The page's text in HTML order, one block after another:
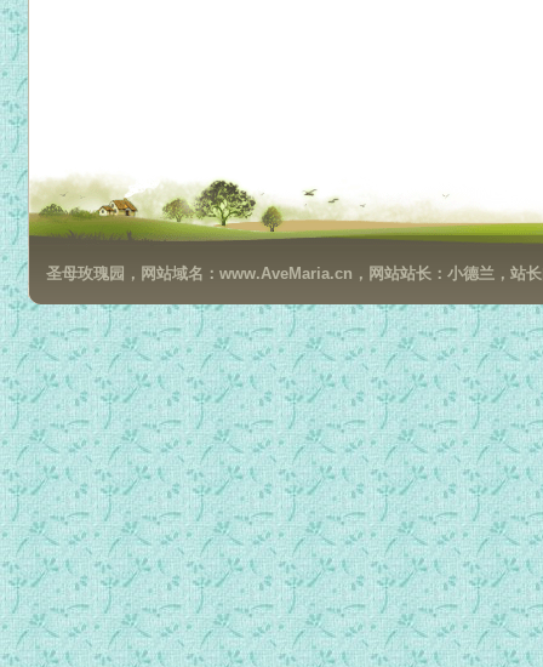
追寻生命的意义3：意义疗法概观（4）
追寻生命的意义3：意义疗法概观（5）
追寻生命的意义3：意义疗法概观（6）
追寻生命的意义3：意义疗法概观（7）
追寻生命的意义3：意义疗法概观（8）
追寻生命的意义3：意义疗法概观（9）
追寻生命的意义4：附言·1984（1）
追寻生命的意义4：附言·1984（2）
追寻生命的意义4：附言·1984（3）
追寻生命的意义4：附言·1984（4）
圣母玫瑰园，网站域名：www.AveMaria.cn，网站站长：小德兰，